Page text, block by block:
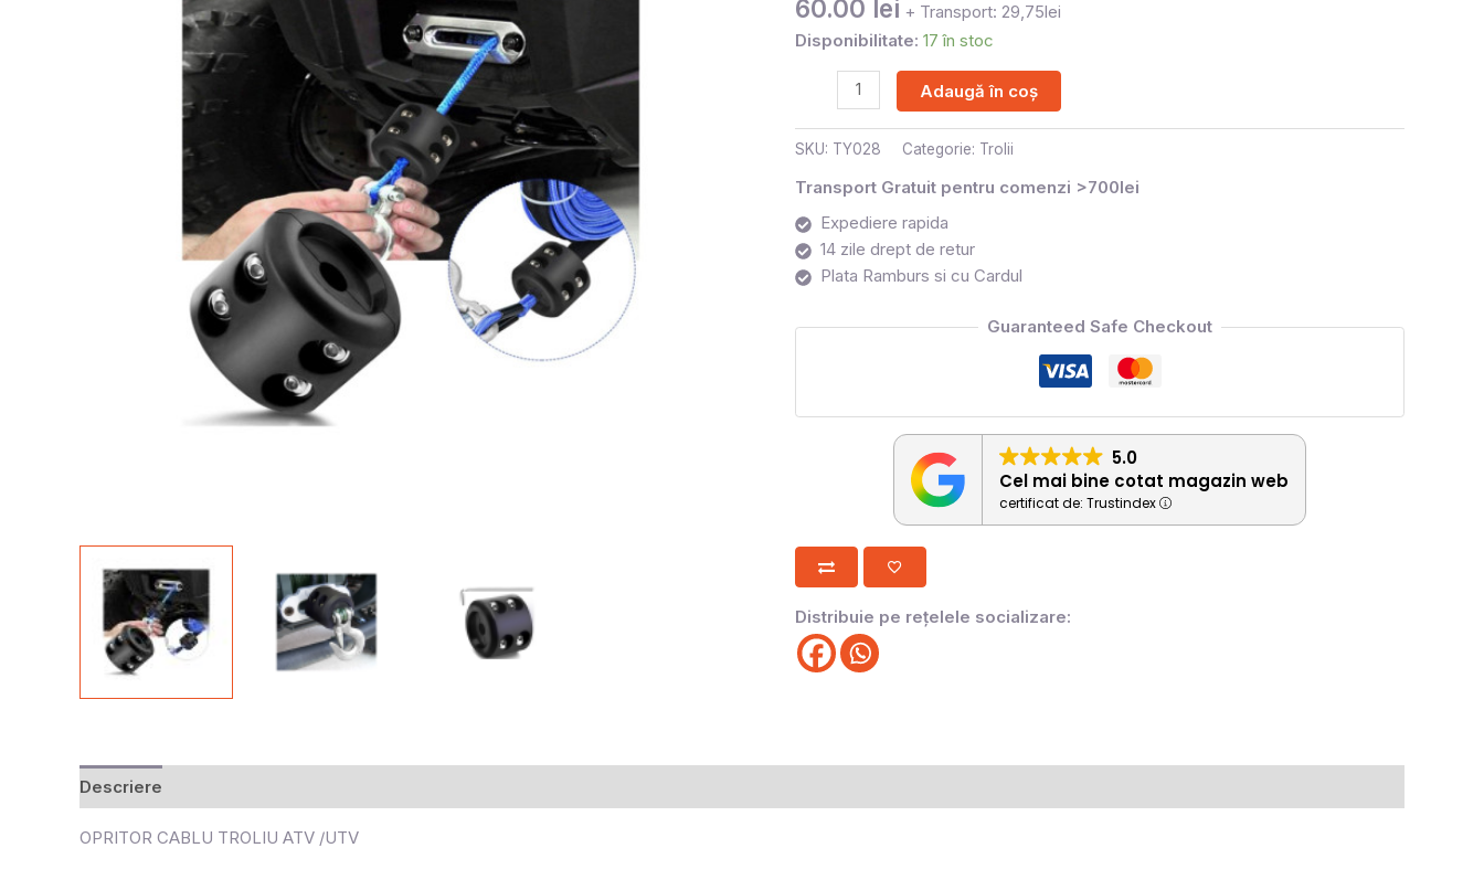
60.00 lei + Transport: 29,75lei
Disponibilitate: 17 în stoc
/UTV
Adaugă în coș
SKU: TY028 Categorie: Trolii
Transport Gratuit pentru comenzi >700lei
Expediere rapida
14 zile drept de retur
Plata Ramburs si cu Cardul
Guaranteed Safe Checkout
5.0
Cel mai bine cotat magazin web
certificat de: Trustindex
Distribuie pe rețelele socializare:
Descriere
OPRITOR CABLU TROLIU ATV /UTV